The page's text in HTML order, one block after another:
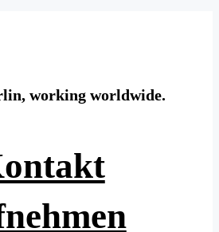
working worldwide.